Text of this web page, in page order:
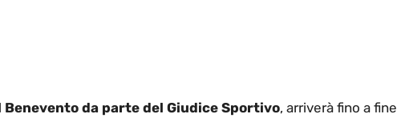
da parte del Giudice Sportivo, arriverà fino a fine